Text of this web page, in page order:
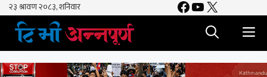
Skip
content
Facebook
YouTube
X